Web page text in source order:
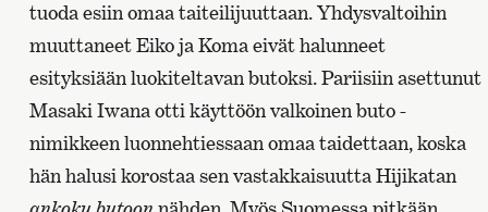
tuoda esiin omaa taiteilijuuttaan. Yhdysvaltoihin
muuttaneet Eiko ja Koma eivät halunneet
esityksiään luokiteltavan butoksi. Pariisiin asettunut
Masaki Iwana otti käyttöön valkoinen buto -
nimikkeen luonnehtiessaan omaa taidettaan, koska
hän halusi korostaa sen vastakkaisuutta Hijikatan